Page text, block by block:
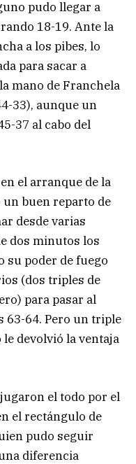
pudo llegar a
18-19. Ante la
a los pibes, lo
para sacar a
mano de Franchela
33), aunque un
37 al cabo del
el arranque de la
buen reparto de
desde varias
dos minutos los
su poder de fuego
(dos triples de
para pasar al
63-64. Pero un triple
devolvió la ventaja
el todo por el
el rectángulo de
pudo seguir
diferencia